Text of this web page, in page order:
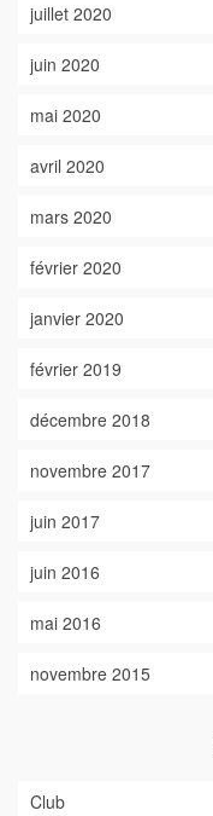
juillet 2020
juin 2020
mai 2020
avril 2020
mars 2020
février 2020
janvier 2020
février 2019
décembre 2018
novembre 2017
juin 2017
juin 2016
mai 2016
novembre 2015
Club